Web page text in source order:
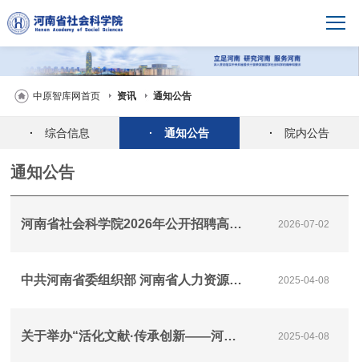
中原智库网首页 资讯 通知公告
· 综合信息 · 通知公告 · 院内公告
通知公告
河南省社会科学院2026年公开招聘高层次人才公告 2026-07-02
中共河南省委组织部 河南省人力资源和社会保障厅2025年河南省事业单位公开招聘联考工作的公告 2025-04-08
关于举办“活化文献·传承创新——河南方志文献与中原文化”学术研讨会的征文通知 2025-04-08